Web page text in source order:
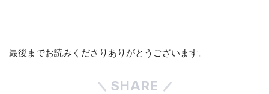
最後までお読みくださりありがとうございます。
SHARE